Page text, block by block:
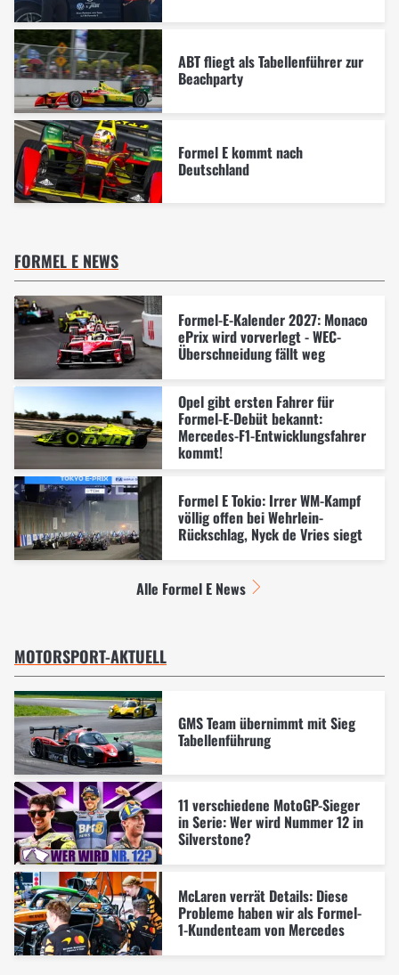
ABT fliegt als Tabellenführer zur
Beachparty
Formel E kommt nach
Deutschland
FORMEL E NEWS
Formel-E-Kalender 2027: Monaco
ePrix wird vorverlegt - WEC-
Überschneidung fällt weg
Opel gibt ersten Fahrer für
Formel-E-Debüt bekannt:
Mercedes-F1-Entwicklungsfahrer
kommt!
Formel E Tokio: Irrer WM-Kampf
völlig offen bei Wehrlein-
Rückschlag, Nyck de Vries siegt
Alle Formel E News
MOTORSPORT-AKTUELL
GMS Team übernimmt mit Sieg
Tabellenführung
11 verschiedene MotoGP-Sieger
in Serie: Wer wird Nummer 12 in
Silverstone?
McLaren verrät Details: Diese
Probleme haben wir als Formel-
1-Kundenteam von Mercedes